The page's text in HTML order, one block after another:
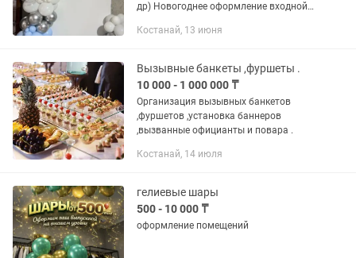
др) Новогоднее оформление входной
фотозоны на любой праздник-17000
Костанай, 13 июня
Вызывные банкеты ,фуршеты .
10 000 - 1 000 000 ₸
Организация вызывных банкетов
,фуршетов ,установка баннеров
,вызванные официанты и повара .
Костанай, 14 июля
гелиевые шары
500 - 10 000 ₸
оформление помещений